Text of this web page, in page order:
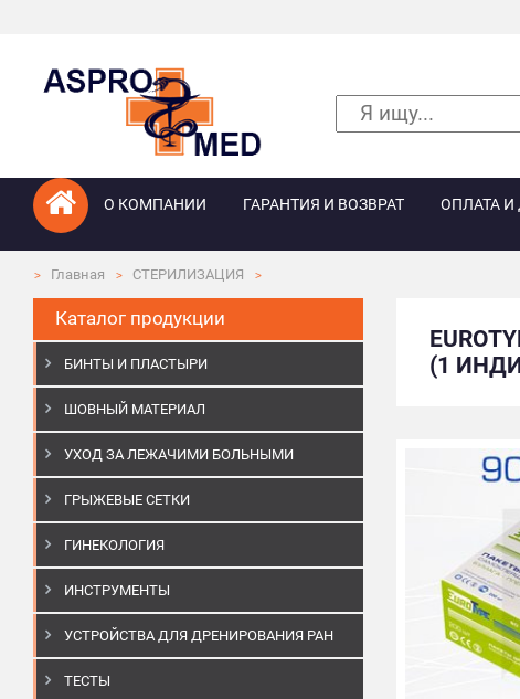
О КОМПАНИИ ГАРАНТИЯ И ВОЗВРАТ ОПЛАТА И
Главная СТЕРИЛИЗАЦИЯ
Каталог продукции
БИНТЫ И ПЛАСТЫРИ
ШОВНЫЙ МАТЕРИАЛ
УХОД ЗА ЛЕЖАЧИМИ БОЛЬНЫМИ
ГРЫЖЕВЫЕ СЕТКИ
ГИНЕКОЛОГИЯ
ИНСТРУМЕНТЫ
УСТРОЙСТВА ДЛЯ ДРЕНИРОВАНИЯ РАН
ТЕСТЫ
(1